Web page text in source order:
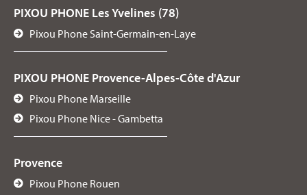
PIXOU PHONE Les Yvelines (78)
Pixou Phone Saint-Germain-en-Laye
PIXOU PHONE Provence-Alpes-Côte d'Azur
Pixou Phone Marseille
Pixou Phone Nice - Gambetta
Provence
Pixou Phone Rouen